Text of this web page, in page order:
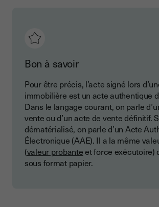
Bon à savoir
Pour être précis, l’acte signé lors
immobilière est un acte authentique
Dans le langage courant, on parle
vente ou d’un acte de vente définitif.
dématérialisé, on parle d’un Acte
Électronique (AAE). Il a la même
(valeur probanteet force exécutoire)
sous format papier.